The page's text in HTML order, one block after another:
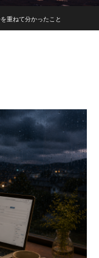
重ねて分かったこと